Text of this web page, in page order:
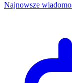
Najnowsze